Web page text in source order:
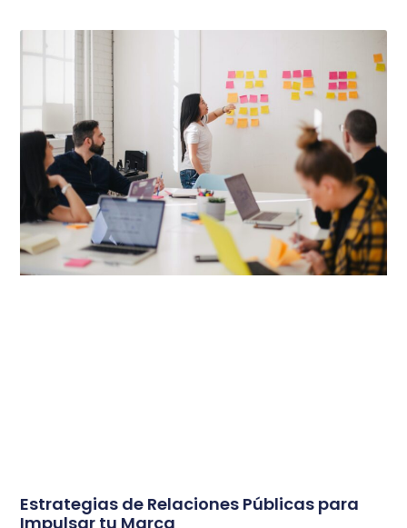
Estrategias de Relaciones Públicas para
Impulsar tu Marca